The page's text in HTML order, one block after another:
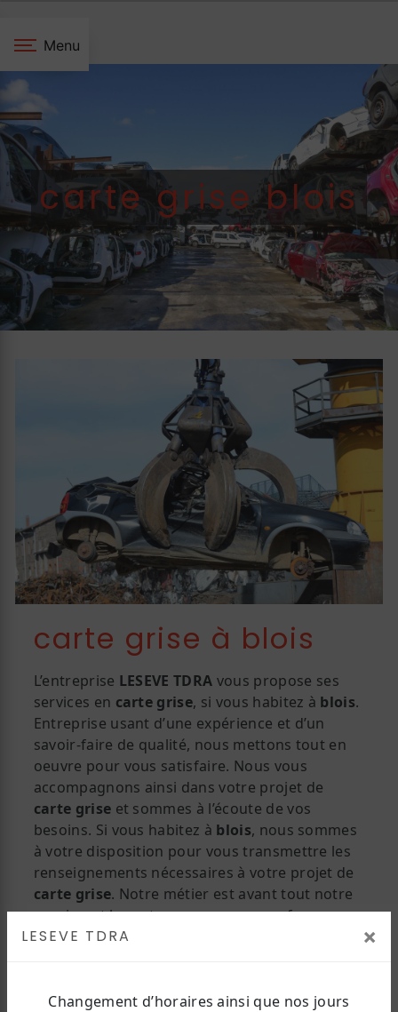
LESEVE TDRA ×
Changement d’horaires ainsi que nos jours
Menu
carte grise blois
carte grise à blois
L’entreprise LESEVE TDRA vous propose ses
services en carte grise, si vous habitez à blois.
Entreprise usant d’une expérience et d’un
savoir-faire de qualité, nous mettons tout en
oeuvre pour vous satisfaire. Nous vous
accompagnons ainsi dans votre projet de
carte grise et sommes à l’écoute de vos
besoins. Si vous habitez à blois, nous sommes
à votre disposition pour vous transmettre les
renseignements nécessaires à votre projet de
carte grise. Notre métier est avant tout notre
passion et le partager avec vous renforce
encore plus notre désir de réussir. Toute notre